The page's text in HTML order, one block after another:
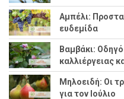
Αμπέλι:
ευδεμίδα
Βαμβάκι:
καλλιέργειας
Μηλοειδή: Οι
για τον Ιούλιο